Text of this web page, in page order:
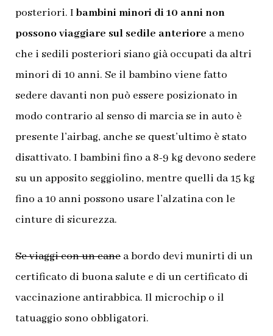
posteriori. I bambini minori di 10 anni non
possono viaggiare sul sedile anteriore a meno
che i sedili posteriori siano già occupati da altri
minori di 10 anni. Se il bambino viene fatto
sedere davanti non può essere posizionato in
modo contrario al senso di marcia se in auto è
presente l’airbag, anche se quest’ultimo è stato
disattivato. I bambini fino a 8-9 kg devono sedere
su un apposito seggiolino, mentre quelli da 15 kg
fino a 10 anni possono usare l’alzatina con le
cinture di sicurezza.
Se viaggi con un cane a bordo devi munirti di un
certificato di buona salute e di un certificato di
vaccinazione antirabbica. Il microchip o il
tatuaggio sono obbligatori.